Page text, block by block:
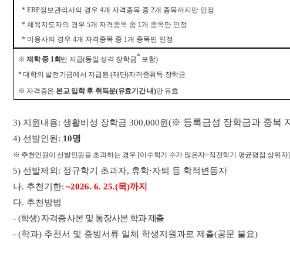
* ERP정보관리사의 경우 4개 자격종목 중 2개 종목까지만 인정
* 체육지도자의 경우 5개 자격종목 중 1개 종목만 인정
* 미용사의 경우 4개 자격종목 중 1개 종목만 인정
※재학 중 1회 만 지급(동일 성격 장학금* 포함)
*대학의 발전기금에서 지급된(재단)자격증취득 장학금
※ 자격증은 본교 입학 후 취득분(유효기간 내)만 유효
3) 지원내용: 생활비성 장학금 300,000원(※ 등록금성 장학금과 중복
4) 선발인원 : 10명
※ 추천인원이 선발인원을 초과하는 경우 [이수학기 수가 많은자>직전학기 평균평점 상위자]
5) 선발제외 : 정규학기 초과자, 휴학·자퇴 등 학적변동자
나. 추천기한: ~2026. 6. 25.(목)까지
다. 추천방법
- (학생)자격증 사본 및 통장사본 학과 제출
- (학과) 추천서 및 증빙서류 일체 학생지원과로 제출(공문 불요)